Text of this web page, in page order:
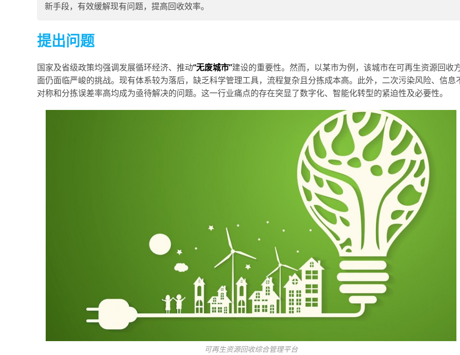
新手段，有效缓解现有问题，提高回收效率。
提出问题
国家及省级政策均强调发展循环经济、推动“无废城市”建设的重要性。然而，以某市为例，该城市在可再生资源回收
面仍面临严峻的挑战。现有体系较为落后，缺乏科学管理工具，流程复杂且分拣成本高。此外，二次污染风险、信息
对称和分拣误差率高均成为亟待解决的问题。这一行业痛点的存在突显了数字化、智能化转型的紧迫性及必要性。
可再生资源回收综合管理平台